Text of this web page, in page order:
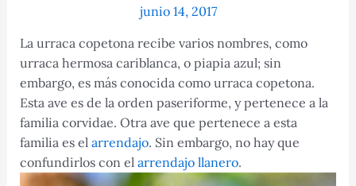
junio 14, 2017
La urraca copetona recibe varios nombres, como
urraca hermosa cariblanca, o piapia azul; sin
embargo, es más conocida como urraca copetona.
Esta ave es de la orden paseriforme, y pertenece a la
familia corvidae. Otra ave que pertenece a esta
familia es el arrendajo. Sin embargo, no hay que
confundirlos con el arrendajo llanero.